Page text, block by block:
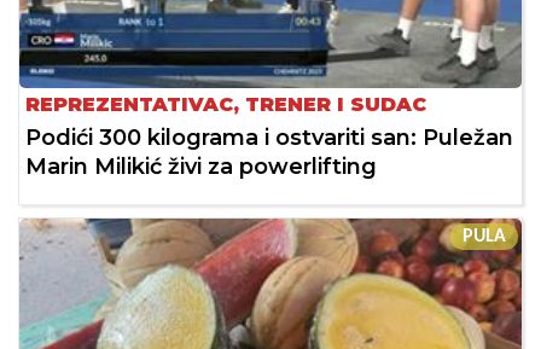
REPREZENTATIVAC, TRENER I SUDAC
Podići 300 kilograma i ostvariti san: Puležan
Marin Milikić živi za powerlifting
PULA